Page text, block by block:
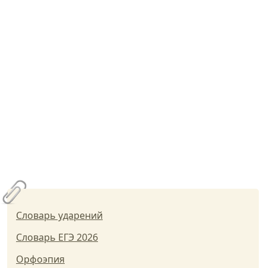
Словарь ударений
Словарь ЕГЭ 2026
Орфоэпия